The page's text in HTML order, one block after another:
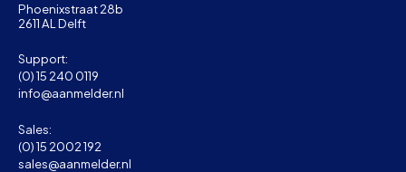
Phoenixstraat 28b
2611 AL Delft
Support:
(0) 15 240 0119
info@aanmelder.nl
Sales:
(0) 15 2002 192
sales@aanmelder.nl